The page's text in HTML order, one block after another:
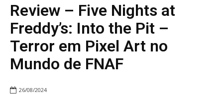
Review – Five Nights at
Freddy’s: Into the Pit –
Terror em Pixel Art no
Mundo de FNAF
26/08/2024